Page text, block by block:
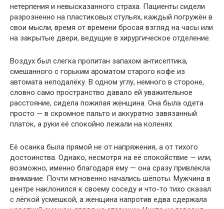
нетерпения и невысказанного страха. Пациенты сидели
разрозненно на пластиковых стульях, каждый погружён в
свои мысли, время от времени бросая взгляд на часы или
на закрытые двери, ведущие в хирургическое отделение.
Воздух был слегка пропитан запахом антисептика,
смешанного с горьким ароматом старого кофе из
автомата неподалёку. В одном углу, немного в стороне,
словно само пространство давало ей уважительное
расстояние, сидела пожилая женщина. Она была одета
просто — в скромное пальто и аккуратно завязанный
платок, а руки её спокойно лежали на коленях.
Её осанка была прямой не от напряжения, а от тихого
достоинства. Однако, несмотря на её спокойствие — или,
возможно, именно благодаря ему — она сразу привлекла
внимание. Почти мгновенно начались шёпоты. Мужчина в
центре наклонился к своему соседу и что-то тихо сказал
с лёгкой усмешкой, а женщина напротив едва сдержала